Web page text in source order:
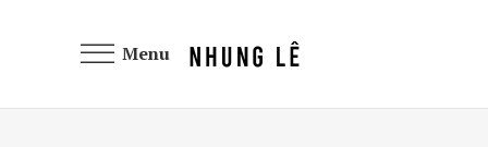
Menu